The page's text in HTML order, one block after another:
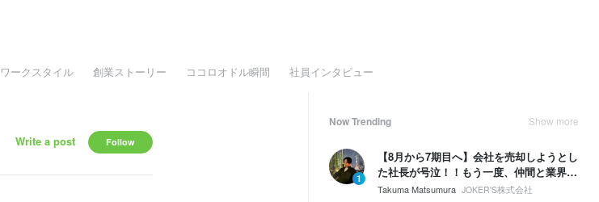
ワークスタイル 創業ストーリー ココロオドル瞬間 社員インタビュー
Write a post Follow
Now Trending Show more
1
【8月から7期目へ】会社を売却しようとし
た社長が号泣！！もう一度、仲間と業界
No.1を取ると決めた話
Takuma Matsumura JOKER'S株式会社